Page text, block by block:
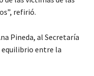
refirió.
Pineda, al Secretaría
equilibrio entre la